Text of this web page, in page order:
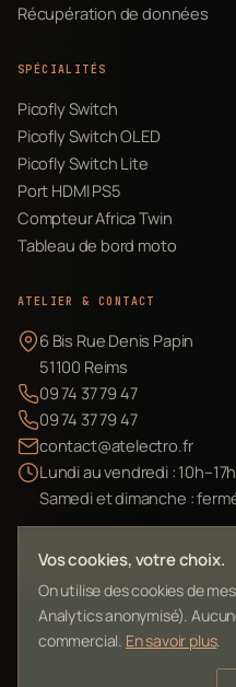
Récupération de données
SPÉCIALITÉS
Picofly Switch
Picofly Switch OLED
Picofly Switch Lite
Port HDMI PS5
Compteur Africa Twin
Tableau de bord moto
ATELIER & CONTACT
6 Bis Rue Denis Papin
51100 Reims
09 74 37 79 47
09 74 37 79 47
contact@atelectro.fr
Lundi au vendredi :
Samedi et dimanche :
Envoyer mon matériel
Vos cookies, votre choix.
On utilise des cookies de
Analytics anonymisé).
commercial. En savoir plus.